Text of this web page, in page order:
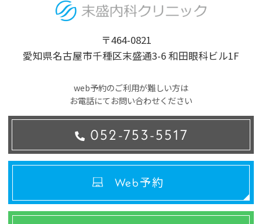
〒464-0821
愛知県名古屋市千種区末盛通3-6 和田眼科ビル1F
052-753-5517
web予約のご利用が難しい方は
お電話にてお問い合わせください
Web予約